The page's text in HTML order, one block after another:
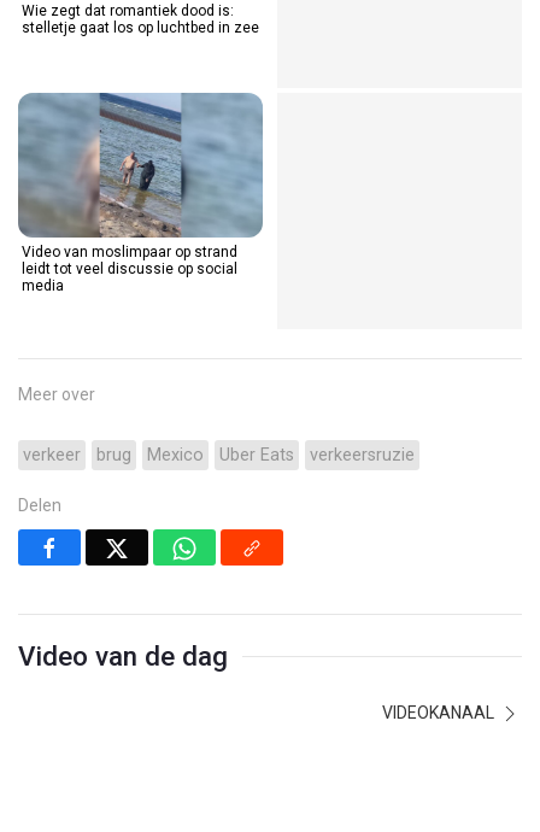
Wie zegt dat romantiek dood is:
stelletje gaat los op luchtbed in zee
Video van moslimpaar op strand
leidt tot veel discussie op social
media
Meer over
verkeer brug Mexico Uber Eats verkeersruzie
Delen
Video van de dag
VIDEOKANAAL